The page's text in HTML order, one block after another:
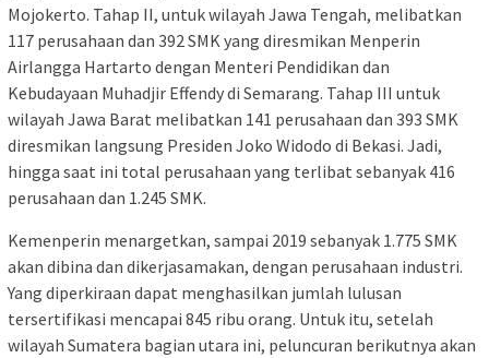
Mojokerto. Tahap II, untuk wilayah Jawa Tengah, melibatkan
117 perusahaan dan 392 SMK yang diresmikan Menperin
Airlangga Hartarto dengan Menteri Pendidikan dan
Kebudayaan Muhadjir Effendy di Semarang. Tahap III untuk
wilayah Jawa Barat melibatkan 141 perusahaan dan 393 SMK
diresmikan langsung Presiden Joko Widodo di Bekasi. Jadi,
hingga saat ini total perusahaan yang terlibat sebanyak 416
perusahaan dan 1.245 SMK.
Kemenperin menargetkan, sampai 2019 sebanyak 1.775 SMK
akan dibina dan dikerjasamakan, dengan perusahaan industri.
Yang diperkiraan dapat menghasilkan jumlah lulusan
tersertifikasi mencapai 845 ribu orang. Untuk itu, setelah
wilayah Sumatera bagian utara ini, peluncuran berikutnya akan